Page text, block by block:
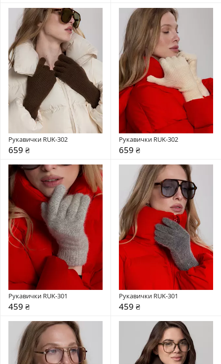
Рукавички RUK-302
659 ₴
Рукавички RUK-302
659 ₴
Рукавички RUK-301
459 ₴
Рукавички RUK-301
459 ₴